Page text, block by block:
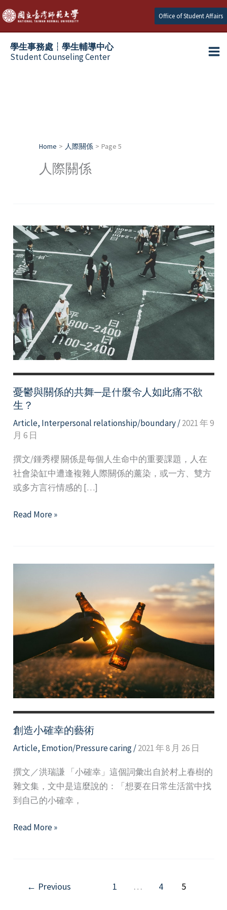
Skip
to
content
Office of Student Affairs
學生事務處┆學生輔導中心
Student Counseling Center
Home 人際關係 Page 5
人際關係
憂鬱與關係的共舞─是什麼令人如此痛不欲
生？
Article, Interpersonal relationship/boundary/2021 年 9
月 6 日
撰文/鍾秀櫻 關係是每個人生命中的重要課題，人在
社會染缸中遭逢複雜人際關係的薰染，或一方、雙方
或多方言行情感的 […]
憂
麼
令
人
如
此
欲
生？
Read More »
創造小確幸的藝術
Article, Emotion/Pressure caring/2021 年 8 月 26 日
撰文／洪瑞謙 「小確幸」這個詞彙出自於村上春樹的
雜文集，文中是這麼說的：「想要在日常生活當中找
到自己的小確幸，
創
Read More »
← Previous 1 … 4 5